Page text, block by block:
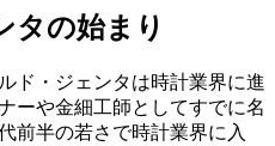
タの始まり
ド・ジェンタは時計業界に進
ーや金細工師としてすでに名
前半の若さで時計業界に入